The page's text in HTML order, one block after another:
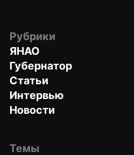
Рубрики
ЯНАО
Губернатор
Статьи
Интервью
Новости
Темы